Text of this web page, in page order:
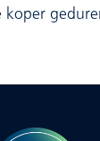
koper